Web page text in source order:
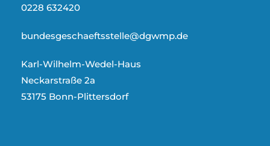
0228 632420
bundesgeschaeftsstelle@dgwmp.de
Karl-Wilhelm-Wedel-Haus
Neckarstraße 2a
53175 Bonn-Plittersdorf